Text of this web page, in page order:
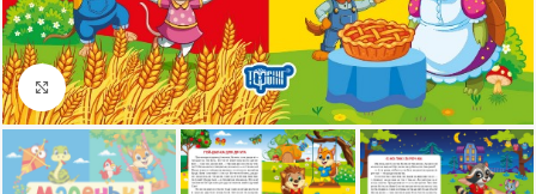
Клацніть, щоб збільшити